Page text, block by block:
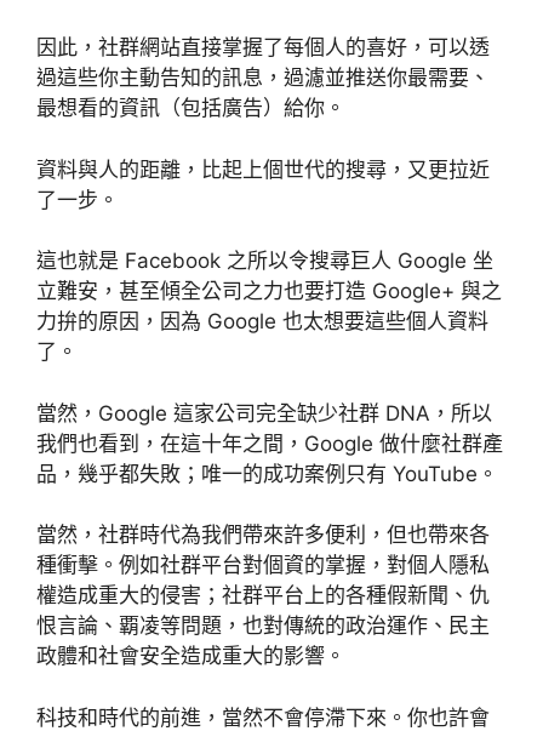
因此，社群網站直接掌握了每個人的喜好，可以透
過這些你主動告知的訊息，過濾並推送你最需要、
最想看的資訊（包括廣告）給你。
資料與人的距離，比起上個世代的搜尋，又更拉近
了一步。
這也就是 Facebook 之所以令搜尋巨人 Google 坐
立難安，甚至傾全公司之力也要打造 Google+ 與之
力拚的原因，因為 Google 也太想要這些個人資料
了。
當然，Google 這家公司完全缺少社群 DNA，所以
我們也看到，在這十年之間，Google 做什麼社群產
品，幾乎都失敗；唯一的成功案例只有 YouTube。
當然，社群時代為我們帶來許多便利，但也帶來各
種衝擊。例如社群平台對個資的掌握，對個人隱私
權造成重大的侵害；社群平台上的各種假新聞、仇
恨言論、覇凌等問題，也對傳統的政治運作、民主
政體和社會安全造成重大的影響。
科技和時代的前進，當然不會停滯下來。你也許會